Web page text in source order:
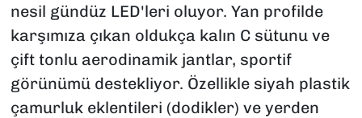
nesil gündüz LED'leri oluyor. Yan profilde
karşımıza çıkan oldukça kalın C sütunu ve
çift tonlu aerodinamik jantlar, sportif
görünümü destekliyor. Özellikle siyah plastik
çamurluk eklentileri (dodikler) ve yerden